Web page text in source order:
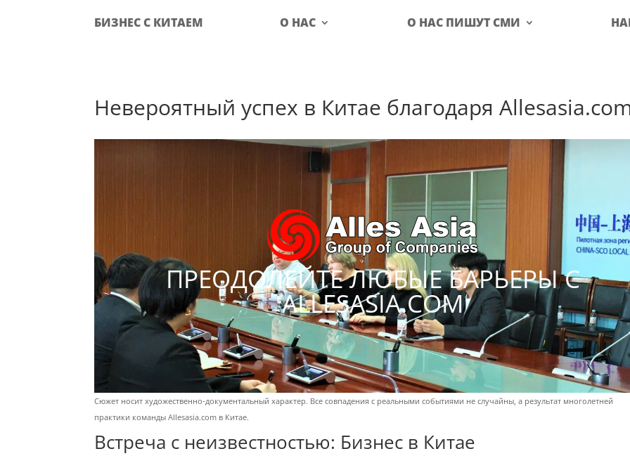
БИЗНЕС С КИТАЕМ О НАС О НАС ПИШУТ СМИ
Невероятный успех в Китае благодаря
ПРЕОДОЛЕЙТЕ ЛЮБЫЕ БАРЬЕРЫ С
ALLESASIA.COM
Сюжет носит художественно-документальный характер. Все совпадения с реальными событиями не случайны, а результат многолетней
практики команды Allesasia.com в Китае.
Встреча с неизвестностью: Бизнес в Китае